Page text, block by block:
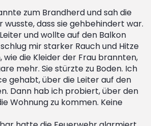
zum Brandherd und sah die
wusste, dass sie gehbehindert war.
und wollte auf den Balkon
mir starker Rauch und Hitze
wie die Kleider der Frau brannten,
mehr. Sie stürzte zu Boden. Ich
gehabt, über die Leiter auf den
Dann hab ich probiert, über den
Wohnung zu kommen. Keine